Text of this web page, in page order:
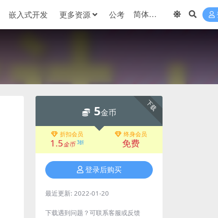
嵌入式开发 更多资源 公考
下载
5金币
折扣会员
1.5金币 3折
终身会员
免费
登录后购买
最近更新: 2022-01-20
下载遇到问题？可联系客服或反馈